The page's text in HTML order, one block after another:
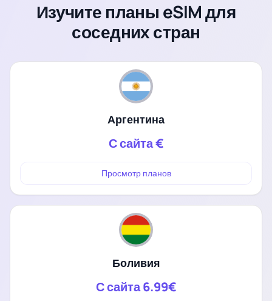
Изучите планы eSIM для
соседних стран
Аргентина
С сайта€
Просмотр планов
Боливия
С сайта6.99€